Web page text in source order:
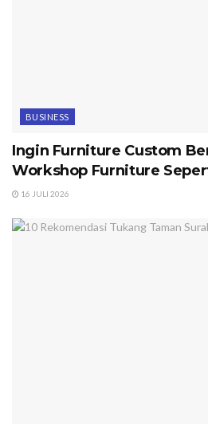
BUSINESS
Ingin Furniture Custom
Workshop Furniture
16 JULI 2026